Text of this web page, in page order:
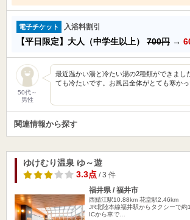
電子チケット 入浴料割引
【平日限定】大人（中学生以上） 700円 →
50代～
男性
最近温かい湯と冷たい湯の2種類ができまし
ても冷たいです。お風呂全体がとても寒かっ
関連情報から探す
ゆけむり温泉 ゆ～遊
3.3点/ 3 件
福井県 / 福井市
西鯖江駅10.88km 花堂駅2.46km
JR北陸本線福井駅からタクシーで
ICから車で…